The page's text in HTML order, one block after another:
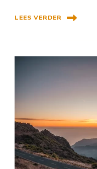
LEES VERDER